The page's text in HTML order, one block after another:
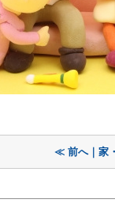
≪ 前へ｜家